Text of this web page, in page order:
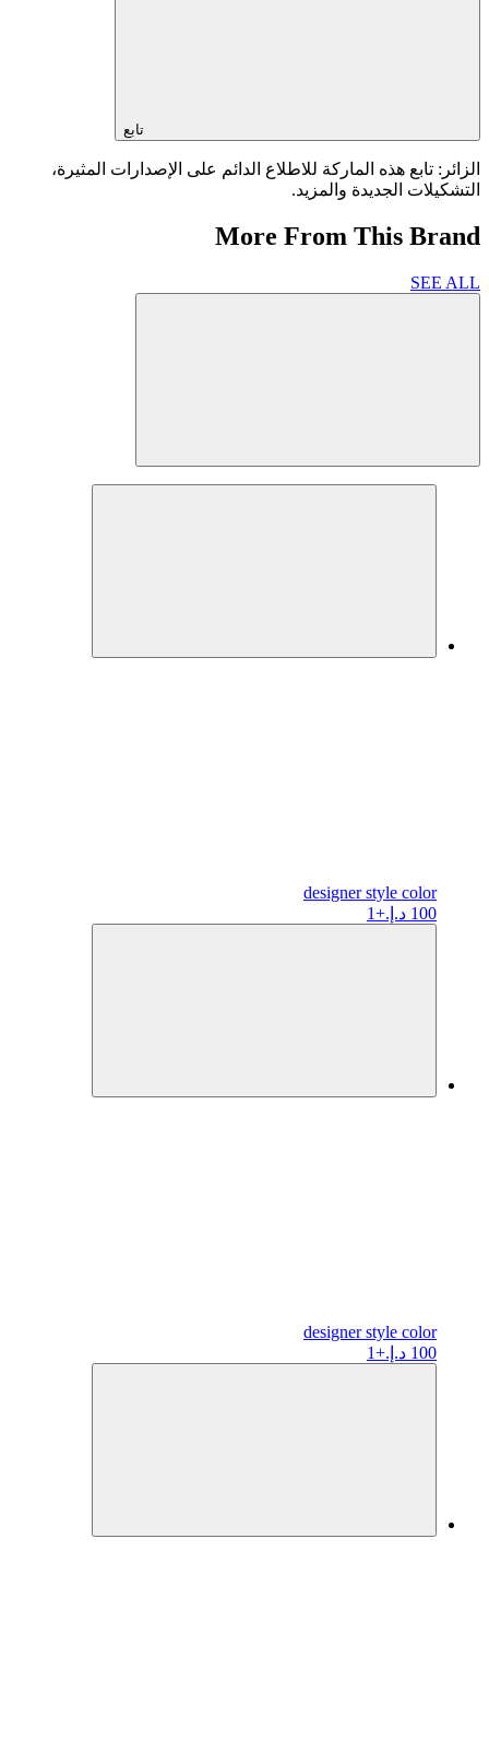
تابع
الزائر: تابع هذه الماركة للاطلاع الدائم على الإصدارات المثيرة،
التشكيلات الجديدة والمزيد.
More From This Brand
SEE ALL
designerstyle color
100 د.إ.
+1
designerstyle color
100 د.إ.
+1